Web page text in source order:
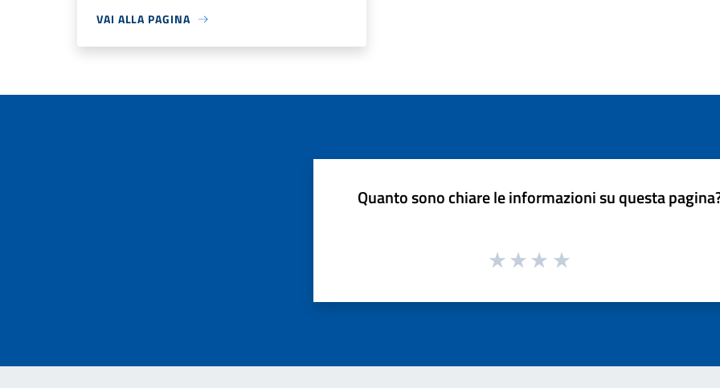
VAI ALLA PAGINA
Quanto sono chiare le informazioni su questa